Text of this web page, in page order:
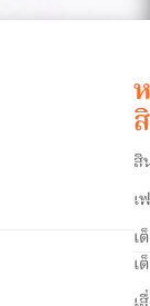
สิ
เ
เ
เ